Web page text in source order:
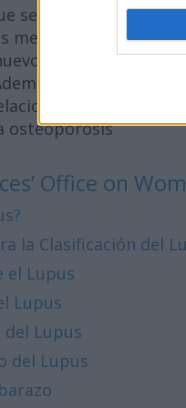
sea eficaz. Informe
medicamentos ya no
Nunca
es probable
con el
osteoporosis
Office on
la Clasificación del
el Lupus
Lupus
Lupus
del Lupus